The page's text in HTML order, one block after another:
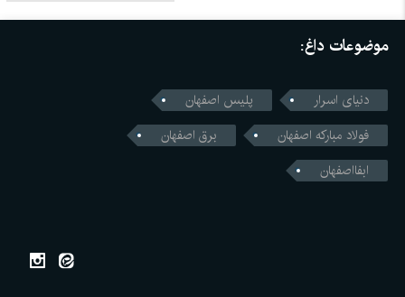
موضوعات داغ:
دنیای اسرار
پلیس اصفهان
فولاد مبارکه اصفهان
برق اصفهان
ابفااصفهان